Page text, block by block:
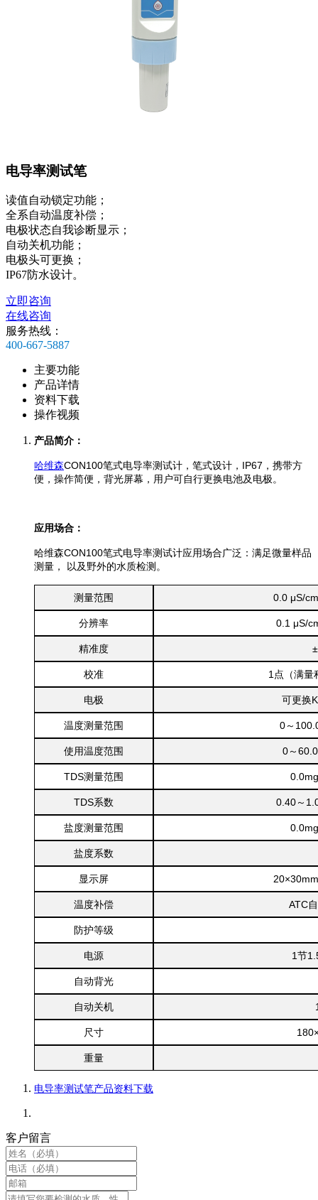
电导率测试笔
读值自动锁定功能；
全系自动温度补偿；
电极状态自我诊断显示；
自动关机功能；
电极头可更换；
IP67防水设计。
立即咨询
在线咨询
服务热线：
400-667-5887
主要功能
产品详情
资料下载
操作视频
产品简介：
哈维森CON100笔式电导率测试计， 笔式设计，IP67，携带方
便，操作简便，背光屏幕，用户可自行更换电池及电极。
应用场合：
哈维森CON100笔式电导率测试计应用场合广泛：满足微量样品
测量， 以及野外的水质检测。
测量范围 0.0 μS/
分辨率 0.1 μS/
精准度
校准 1点（满量
电极 可更换
温度测量范围 0～
使用温度范围 0～
TDS测量范围
TDS系数 0.40～
盐度测量范围
盐度系数
显示屏 20×
温度补偿 ATC
防护等级
电源 1节
自动背光
自动关机
尺寸 180
重量
电导率测试笔产品资料下载
客户留言